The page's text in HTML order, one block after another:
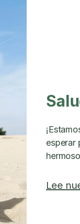
esperar
Lee